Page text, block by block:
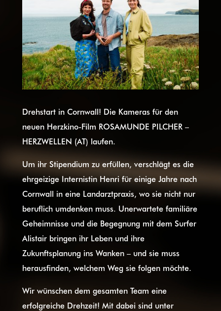
Drehstart in Cornwall! Die Kameras für den
neuen Herzkino-Film ROSAMUNDE PILCHER –
HERZWELLEN (AT) laufen.
Um ihr Stipendium zu erfüllen, verschlägt es die
ehrgeizige Internistin Henri für einige Jahre nach
Cornwall in eine Landarztpraxis, wo sie nicht nur
beruflich umdenken muss. Unerwartete familiäre
Geheimnisse und die Begegnung mit dem Surfer
Alistair bringen ihr Leben und ihre
Zukunftsplanung ins Wanken – und sie muss
herausfinden, welchem Weg sie folgen möchte.
Wir wünschen dem gesamten Team eine
erfolgreiche Drehzeit! Mit dabei sind unter